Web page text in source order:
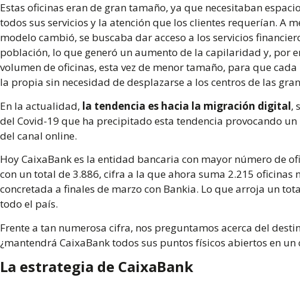
Estas oficinas eran de gran tamaño, ya que necesitaban
todos sus servicios y la atención que los clientes requerían. A
modelo cambió, se buscaba dar acceso a los servicios
población, lo que generó un aumento de la capilaridad y, por
volumen de oficinas, esta vez de menor tamaño, para que
la propia sin necesidad de desplazarse a los centros de las
En la actualidad, la tendencia es hacia la migración digital,
del Covid-19 que ha precipitado esta tendencia provocando
del canal online.
Hoy CaixaBank es la entidad bancaria con mayor número de
con un total de 3.886, cifra a la que ahora suma 2.215 oficinas
concretada a finales de marzo con Bankia. Lo que arroja un
todo el país.
Frente a tan numerosa cifra, nos preguntamos acerca del
¿mantendrá CaixaBank todos sus puntos físicos abiertos en un
La estrategia de CaixaBank